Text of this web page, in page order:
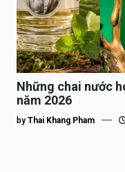
Những chai nước
năm 2026
by Thai Khang Pham